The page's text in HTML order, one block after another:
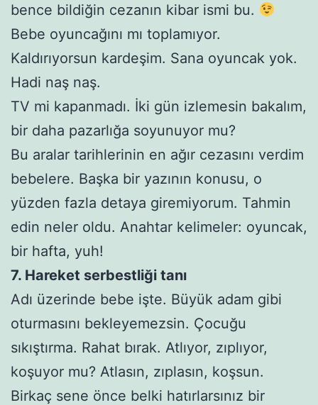
bence bildiğin cezanın kibar ismi bu.
Bebe oyuncağını mı toplamıyor.
Kaldırıyorsun kardeşim. Sana oyuncak yok.
Hadi naş naş.
TV mi kapanmadı. İki gün izlemesin bakalım,
bir daha pazarlığa soyunuyor mu?
Bu aralar tarihlerinin en ağır cezasını verdim
bebelere. Başka bir yazının konusu, o
yüzden fazla detaya giremiyorum. Tahmin
edin neler oldu. Anahtar kelimeler: oyuncak,
bir hafta, yuh!
7. Hareket serbestliği tanı
Adı üzerinde bebe işte. Büyük adam gibi
oturmasını bekleyemezsin. Çocuğu
sıkıştırma. Rahat bırak. Atlıyor, zıplıyor,
koşuyor mu? Atlasın, zıplasın, koşsun.
Birkaç sene önce belki hatırlarsınız bir